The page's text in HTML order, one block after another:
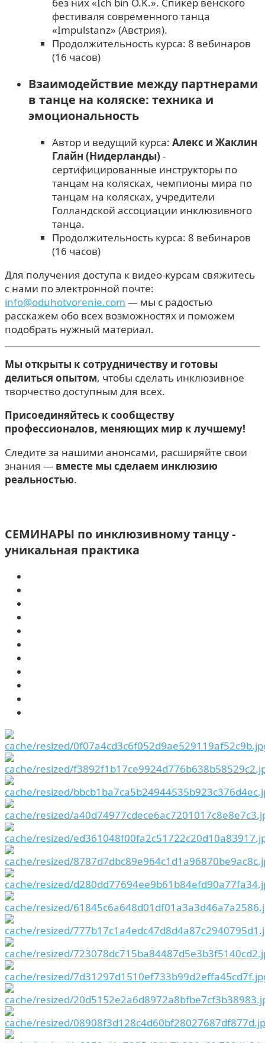
без них «Ich bin O.K.». Спикер венского
фестиваля современного танца
«Impulstanz» (Австрия).
Продолжительность курса: 8 вебинаров
(16 часов)
Взаимодействие между партнерами
в танце на коляске: техника и
эмоциональность
Автор и ведущий курса: Алекс и Жаклин
Глайн (Нидерланды) -
сертифицированные инструкторы по
танцам на колясках, чемпионы мира по
танцам на колясках, учредители
Голландской ассоциации инклюзивного
танца.
Продолжительность курса: 8 вебинаров
(16 часов)
Для получения доступа к видео-курсам свяжитесь
с нами по электронной почте:
info@oduhotvorenie.com — мы с радостью
расскажем обо всех возможностях и поможем
подобрать нужный материал.
Мы открыты к сотрудничеству и готовы
делиться опытом, чтобы сделать инклюзивное
творчество доступным для всех.
Присоединяйтесь к сообществу
профессионалов, меняющих мир к лучшему!
Следите за нашими анонсами, расширяйте свои
знания — вместе мы сделаем инклюзию
реальностью.
СЕМИНАРЫ по инклюзивному танцу -
уникальная практика